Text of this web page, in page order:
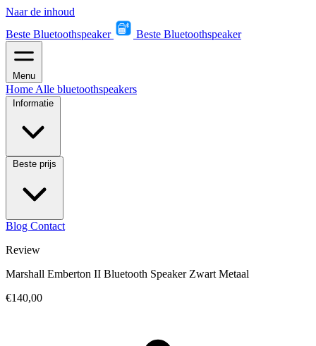
Naar de inhoud
Beste Bluetoothspeaker
Beste Bluetoothspeaker
Menu
Home Alle bluetoothspeakers
Informatie
Beste prijs
Blog Contact
Review
Marshall Emberton II Bluetooth Speaker Zwart Metaal
€140,00